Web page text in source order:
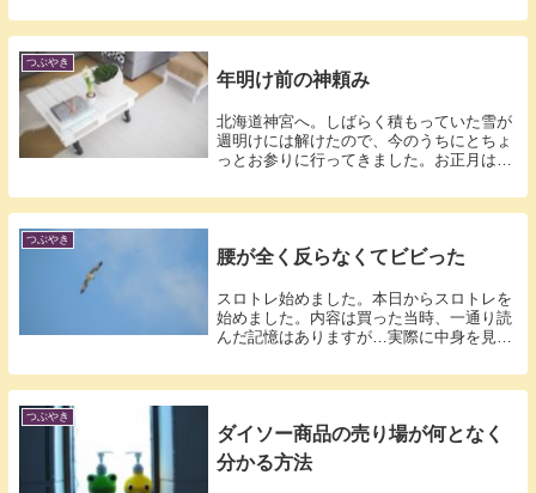
つぶやき
年明け前の神頼み
北海道神宮へ。しばらく積もっていた雪が
週明けには解けたので、今のうちにとちょ
っとお参りに行ってきました。お正月は積
つぶやき
腰が全く反らなくてビビった
スロトレ始めました。本日からスロトレを
始めました。内容は買った当時、一通り読
んだ記憶はありますが…実際に中身を見て
つぶやき
ダイソー商品の売り場が何となく
分かる方法